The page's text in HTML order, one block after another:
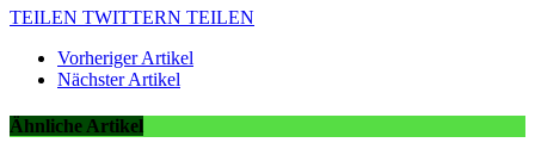
TEILEN TWITTERN TEILEN
Vorheriger Artikel
Nächster Artikel
Ähnliche Artikel